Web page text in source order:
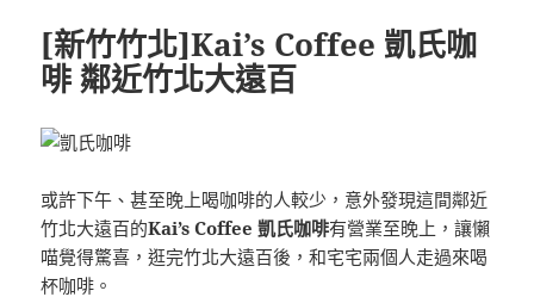
[新竹竹北]Kai’s Coffee 凱氏咖
啡 鄰近竹北大遠百
或許下午、甚至晚上喝咖啡的人較少，意外發現這間鄰近
竹北大遠百的Kai’s Coffee 凱氏咖啡有營業至晚上，讓懶
喵覺得驚喜，逛完竹北大遠百後，和宅宅兩個人走過來喝
杯咖啡。